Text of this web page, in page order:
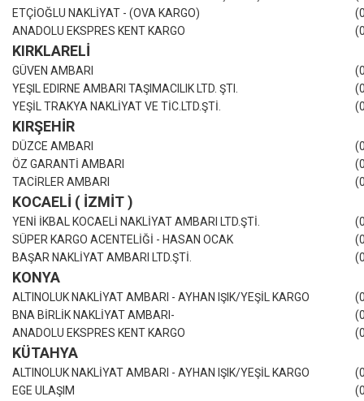
ETÇİOĞLU NAKLİYAT - (OVA KARGO)
ANADOLU EKSPRES KENT KARGO
KIRKLARELİ
GÜVEN AMBARI
YEŞIL EDIRNE AMBARI TAŞIMACILIK LTD. ŞTI.
YEŞİL TRAKYA NAKLİYAT VE TİC.LTD.ŞTİ.
KIRŞEHİR
DÜZCE AMBARI
ÖZ GARANTİ AMBARI
TACİRLER AMBARI
KOCAELİ ( İZMİT )
YENİ İKBAL KOCAELİ NAKLİYAT AMBARI LTD.ŞTİ.
SÜPER KARGO ACENTELİĞİ - HASAN OCAK
BAŞAR NAKLİYAT AMBARI LTD.ŞTİ.
KONYA
ALTINOLUK NAKLİYAT AMBARI - AYHAN IŞIK/YEŞİL KARGO
BNA BİRLİK NAKLİYAT AMBARI-
ANADOLU EKSPRES KENT KARGO
KÜTAHYA
ALTINOLUK NAKLİYAT AMBARI - AYHAN IŞIK/YEŞİL KARGO
EGE ULAŞIM